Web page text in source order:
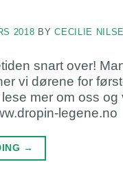
2018 BYCECILIE
snart over!
vi dørene for
mer om oss og
legene.no
→